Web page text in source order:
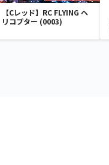
【Cレッド】RC FLYING ヘ
リコプター (0003)